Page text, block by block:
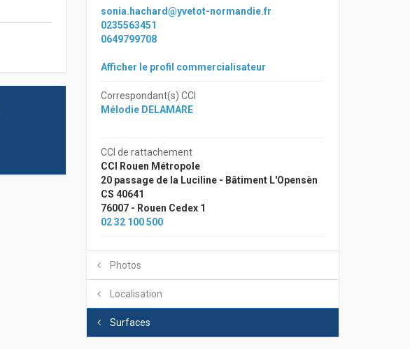
sonia.hachard@yvetot-normandie.fr
0235563451
0649799708
Afficher le profil commercialisateur
Correspondant(s) CCI
Mélodie DELAMARE
CCI de rattachement
CCI Rouen Métropole
20 passage de la Luciline - Bâtiment L'Opensèn
CS 40641
76007 - Rouen Cedex 1
02 32 100 500
Photos
Localisation
Surfaces